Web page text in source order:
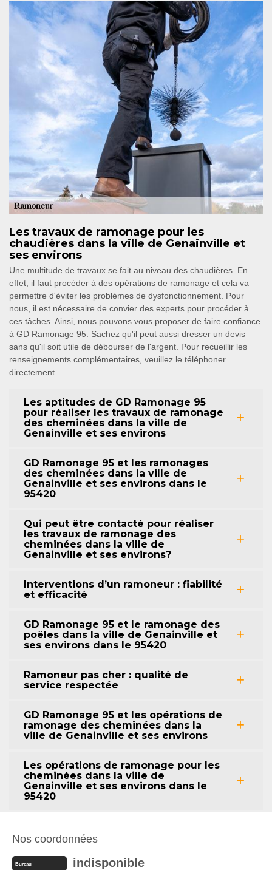
Les travaux de ramonage pour les
chaudières dans la ville de Genainville et
ses environs
Une multitude de travaux se fait au niveau des chaudières. En
effet, il faut procéder à des opérations de ramonage et cela va
permettre d'éviter les problèmes de dysfonctionnement. Pour
nous, il est nécessaire de convier des experts pour procéder à
ces tâches. Ainsi, nous pouvons vous proposer de faire confiance
à GD Ramonage 95. Sachez qu'il peut aussi dresser un devis
sans qu'il soit utile de débourser de l'argent. Pour recueillir les
renseignements complémentaires, veuillez le téléphoner
directement.
Les aptitudes de GD Ramonage 95
pour réaliser les travaux de ramonage
des cheminées dans la ville de
Genainville et ses environs
GD Ramonage 95 et les ramonages
des cheminées dans la ville de
Genainville et ses environs dans le
95420
Qui peut être contacté pour réaliser
les travaux de ramonage des
cheminées dans la ville de
Genainville et ses environs?
Interventions d’un ramoneur : fiabilité
et efficacité
GD Ramonage 95 et le ramonage des
poêles dans la ville de Genainville et
ses environs dans le 95420
Ramoneur pas cher : qualité de
service respectée
GD Ramonage 95 et les opérations de
ramonage des cheminées dans la
ville de Genainville et ses environs
Les opérations de ramonage pour les
cheminées dans la ville de
Genainville et ses environs dans le
95420
Nos coordonnées
Bureau indisponible